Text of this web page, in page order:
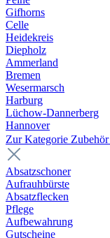
Gifhorns
Celle
Heidekreis
Diepholz
Ammerland
Bremen
Wesermarsch
Harburg
Lüchow-Dannerberg
Hannover
Zur Kategorie Zubehör
Absatzschoner
Aufrauhbürste
Absatzflecken
Pflege
Aufbewahrung
Gutscheine